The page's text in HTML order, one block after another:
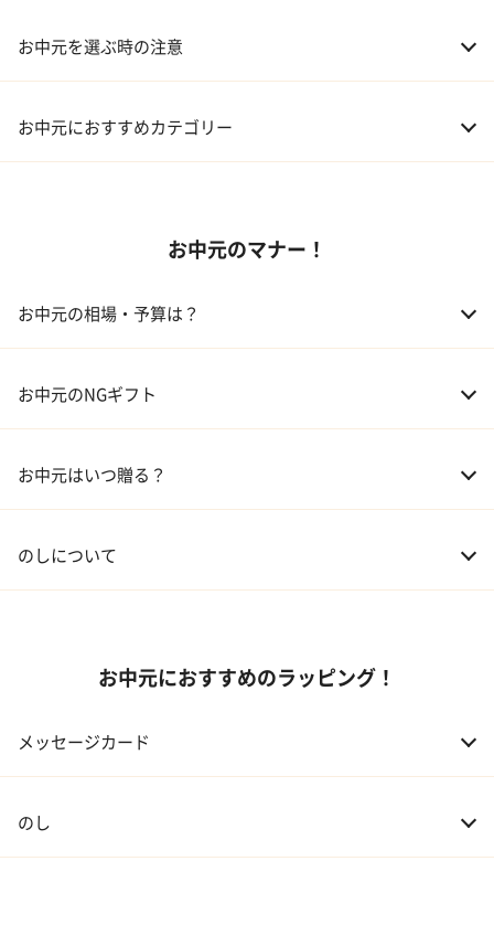
お中元を選ぶ時の注意
お中元におすすめカテゴリー
03 ギフトカタログ
お中元のマナー！
お中元の相場・予算は？
02 兄弟、姉妹 3,000～5,000円
04 会社の上司 5,000円程度
お中元のNGギフト
お中元はいつ贈る？
のしについて
お中元におすすめのラッピング！
メッセージカード
のし